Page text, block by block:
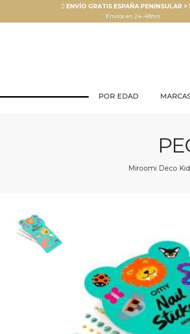
ENVÍO GRATIS ESPAÑA PENINSULAR >
Envíos en 24-48hrs
POR EDAD
Miroomi Deco